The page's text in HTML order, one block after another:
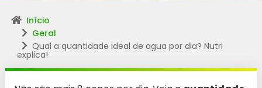
Início
Geral
Qual a quantidade ideal de agua por dia? Nutri
explica!